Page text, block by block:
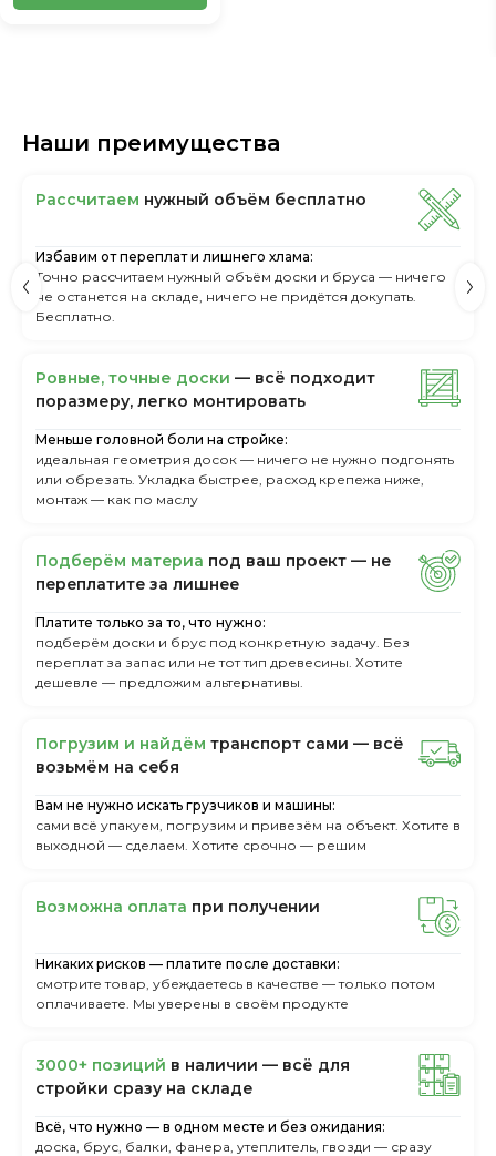
Наши преимущества
Рассчитаем нужный объём бесплатно
Избавим от переплат и лишнего хлама:
Точно рассчитаем нужный объём доски и бруса — ничего
не останется на складе, ничего не придётся докупать.
Бесплатно.
Ровные, точные доски — всё подходит
поразмеру, легкo монтировать
Меньше головной боли на стройке:
идеальная геометрия досок — ничего не нужно подгонять
или обрезать. Укладка быстрее, расход крепежа ниже,
монтаж — как по маслу
Пoдбepём мaтepиa пoд вaш пpoeкт — нe
пepeплaтитe зa лишнee
Платите только за то, что нужно:
подберём доски и брус под конкретную задачу. Без
переплат за запас или не тот тип древесины. Хотите
дешевле — предложим альтернативы.
Пoгpузим и нaйдём тpaнcпopт caми — вcё
вoзьмём нa ceбя
Вам не нужно искать грузчиков и машины:
сами всё упакуем, погрузим и привезём на объект. Хотите в
выходной — сделаем. Хотите срочно — решим
Boзмoжнa oплaтa пpи пoлучeнии
Никаких рисков — платите после доставки:
смотрите товар, убеждаетесь в качестве — только потом
оплачиваете. Мы уверены в своём продукте
3000+ пoзиций в нaличии — вcё для
cтpoйки cpaзу нa cклaдe
Всё, что нужно — в одном месте и без ожидания:
доска, брус, балки, фанера, утеплитель, гвозди — сразу